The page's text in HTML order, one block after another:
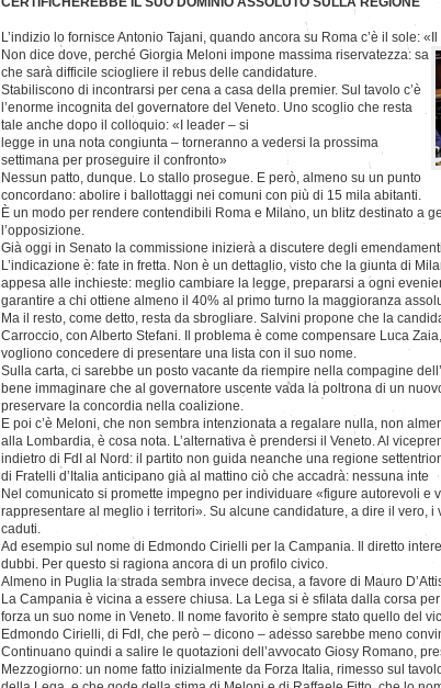
L’indizio lo fornisce Antonio Tajani, quando ancora su Roma c’è il sole: «Il
Non dice dove, perché Giorgia Meloni impone massima riservatezza: sa
che sarà difficile sciogliere il rebus delle candidature.
Stabiliscono di incontrarsi per cena a casa della premier. Sul tavolo c’è
l’enorme incognita del governatore del Veneto. Uno scoglio che resta
tale anche dopo il colloquio: «I leader – si
legge in una nota congiunta – torneranno a vedersi la prossima
settimana per proseguire il confronto»
Nessun patto, dunque. Lo stallo prosegue. E però, almeno su un punto
concordano: abolire i ballottaggi nei comuni con più di 15 mila abitanti.
È un modo per rendere contendibili Roma e Milano, un blitz destinato a
l’opposizione.
Già oggi in Senato la commissione inizierà a discutere degli
L’indicazione è: fate in fretta. Non è un dettaglio, visto che la giunta di
appesa alle inchieste: meglio cambiare la legge, prepararsi a ogni
garantire a chi ottiene almeno il 40% al primo turno la maggioranza
Ma il resto, come detto, resta da sbrogliare. Salvini propone che la
Carroccio, con Alberto Stefani. Il problema è come compensare Luca
vogliono concedere di presentare una lista con il suo nome.
Sulla carta, ci sarebbe un posto vacante da riempire nella compagine
bene immaginare che al governatore uscente vada la poltrona di un
preservare la concordia nella coalizione.
E poi c’è Meloni, che non sembra intenzionata a regalare nulla, non
alla Lombardia, è cosa nota. L’alternativa è prendersi il Veneto. Al
indietro di FdI al Nord: il partito non guida neanche una regione
di Fratelli d’Italia anticipano già al mattino ciò che accadrà: nessuna inte
Nel comunicato si promette impegno per individuare «figure autorevoli e
rappresentare al meglio i territori». Su alcune candidature, a dire il vero, i
caduti.
Ad esempio sul nome di Edmondo Cirielli per la Campania. Il diretto
dubbi. Per questo si ragiona ancora di un profilo civico.
Almeno in Puglia la strada sembra invece decisa, a favore di Mauro
La Campania è vicina a essere chiusa. La Lega si è sfilata dalla corsa
forza un suo nome in Veneto. Il nome favorito è sempre stato quello del
Edmondo Cirielli, di FdI, che però – dicono – adesso sarebbe meno
Continuano quindi a salire le quotazioni dell’avvocato Giosy Romano,
Mezzogiorno: un nome fatto inizialmente da Forza Italia, rimesso sul